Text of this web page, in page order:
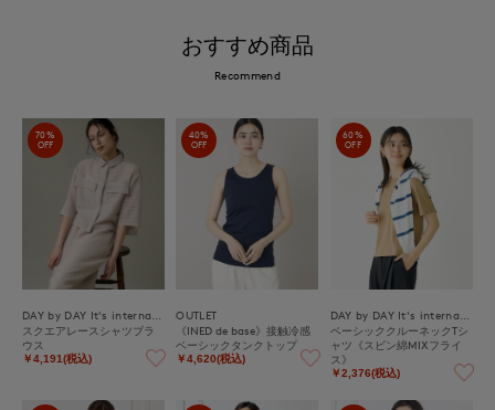
おすすめ商品
Recommend
70%
OFF
スクエアレースシャツブラ
ウス
￥4,191(税込)
40%
OFF
OUTLET
《INED de base》接触冷感
ベーシックタンクトップ
￥4,620(税込)
60%
OFF
ベーシッククルーネックTシ
ャツ《スビン綿MIXフライ
ス》
￥2,376(税込)